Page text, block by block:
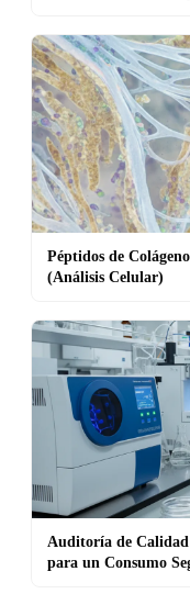
Péptidos de
(Análisis Celular)
Auditoría de Calidad
para un Consumo